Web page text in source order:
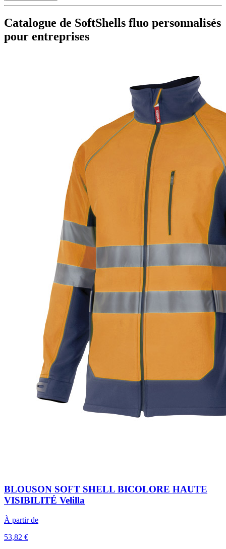
Catalogue de SoftShells fluo personnalisés
pour entreprises
BLOUSON SOFT SHELL BICOLORE HAUTE
VISIBILITÉ Velilla
À partir de
53,82 €